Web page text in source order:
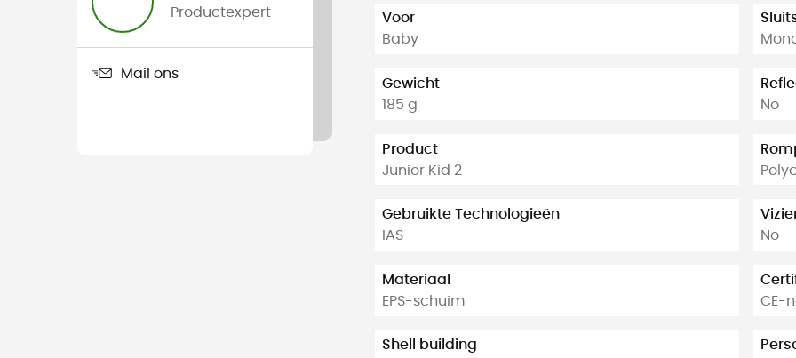
Productexpert
Mail ons
Voor
Baby
Gewicht
185 g
Product
Junior Kid 2
Gebruikte Technologieën
IAS
Materiaal
EPS-schuim
Shell building
No
No
CE-